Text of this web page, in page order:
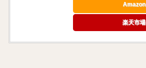
Amazon
楽天市場